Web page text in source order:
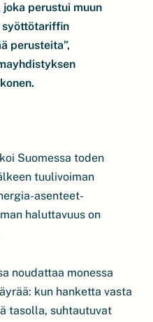
perustui muun
syöttötariffin
perusteita”,
Suomessa toden
tuulivoiman
asenteet-
haluttavuus on
noudattaa monessa
kun hanketta vasta
tasolla, suhtautuvat